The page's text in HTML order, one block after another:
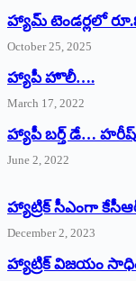
హ్యామ్‌ ‌టెండర్లలో
October 25, 2025
హ్యాపీ హొలీ….
March 17, 2022
హ్యాపీ బర్త్ ‌డే…
June 2, 2022
హ్యాట్రిక్‌ ‌సీఎంగా
December 2, 2023
హ్యాట్రిక్‌ విజయం